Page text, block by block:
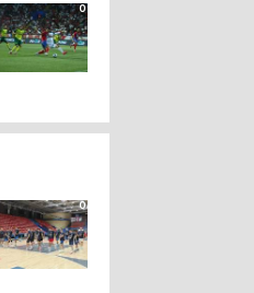
0
0